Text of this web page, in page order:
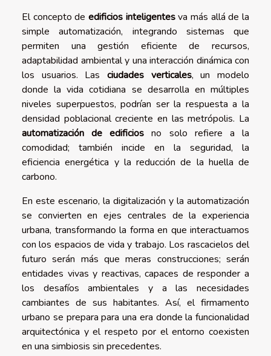
El concepto de edificios inteligentesva más allá de la
simple automatización, integrando sistemas que
permiten una gestión eficiente de recursos,
adaptabilidad ambiental y una interacción dinámica con
los usuarios. Las ciudades verticales, un modelo
donde la vida cotidiana se desarrolla en múltiples
niveles superpuestos, podrían ser la respuesta a la
densidad poblacional creciente en las metrópolis. La
automatización de edificios no solo refiere a la
comodidad; también incide en la seguridad, la
eficiencia energética y la reducción de la huella de
carbono.
En este escenario, la digitalización y la automatización
se convierten en ejes centrales de la experiencia
urbana, transformando la forma en que interactuamos
con los espacios de vida y trabajo. Los rascacielos del
futuro serán más que meras construcciones; serán
entidades vivas y reactivas, capaces de responder a
los desafíos ambientales y a las necesidades
cambiantes de sus habitantes. Así, el firmamento
urbano se prepara para una era donde la funcionalidad
arquitectónica y el respeto por el entorno coexisten
en una simbiosis sin precedentes.